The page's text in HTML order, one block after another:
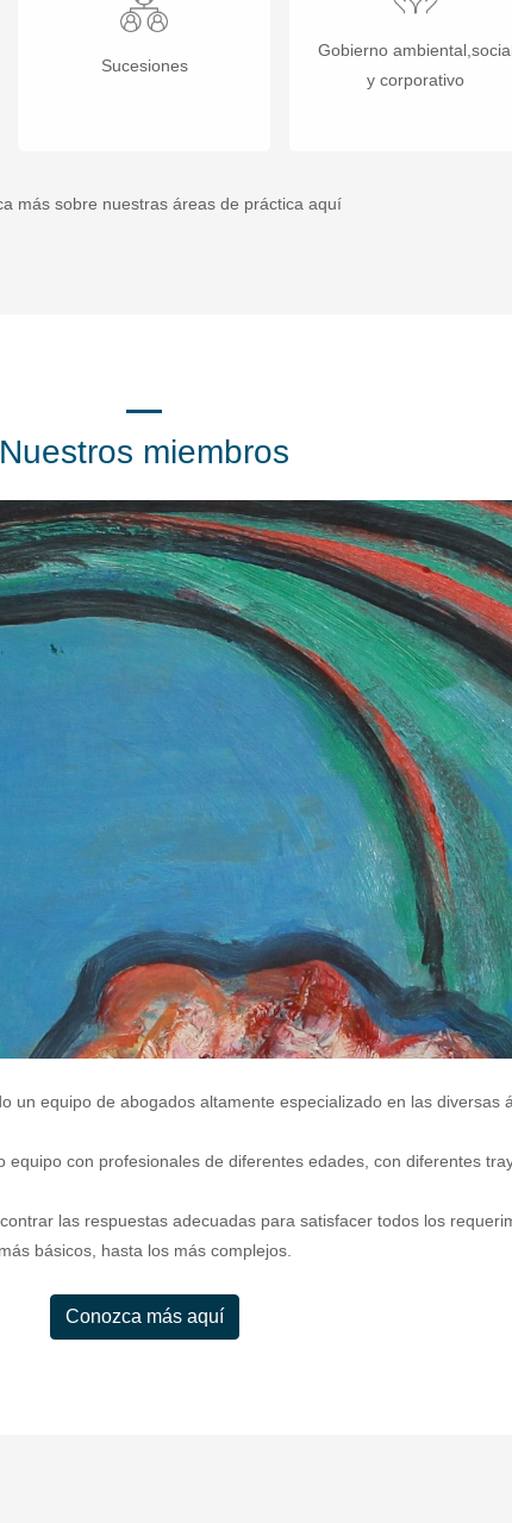
Sucesiones
Gobierno
y corporativo
más sobre nuestras áreas de práctica aquí
Nuestros miembros
un equipo de abogados altamente especializado en las diversas
con profesionales de diferentes edades, con diferentes
las respuestas adecuadas para satisfacer todos los
más básicos, hasta los más complejos.
Conozca más aquí